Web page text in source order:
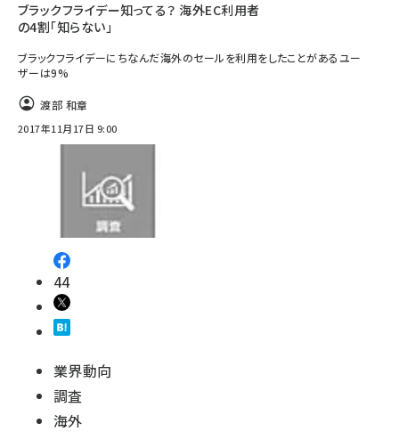
ブラックフライデー知ってる？ 海外EC利用者
の4割「知らない」
ブラックフライデーにちなんだ海外のセールを利用をしたことがあるユー
ザーは9%
渡部 和章
2017年11月17日 9:00
44
業界動向
調査
海外